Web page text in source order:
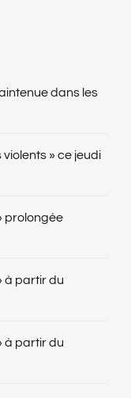
dans les
violents » ce jeudi
prolongée
à partir du
à partir du